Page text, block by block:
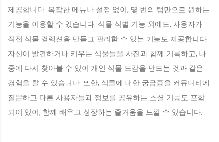
제공합니다. 복잡한 메뉴나 설정 없이, 몇 번의 탭만으로 원하는
기능을 이용할 수 있습니다. 식물 식별 기능 외에도, 사용자가
직접 식물 컬렉션을 만들고 관리할 수 있는 기능도 제공합니다.
자신이 발견하거나 키우는 식물들을 사진과 함께 기록하고, 나
중에 다시 찾아볼 수 있어 개인 식물 도감을 만드는 것과 같은
경험을 할 수 있습니다. 또한, 식물에 대한 궁금증을 커뮤니티에
질문하고 다른 사용자들과 정보를 공유하는 소셜 기능도 포함
되어 있어, 함께 배우고 성장하는 즐거움을 느낄 수 있습니다.